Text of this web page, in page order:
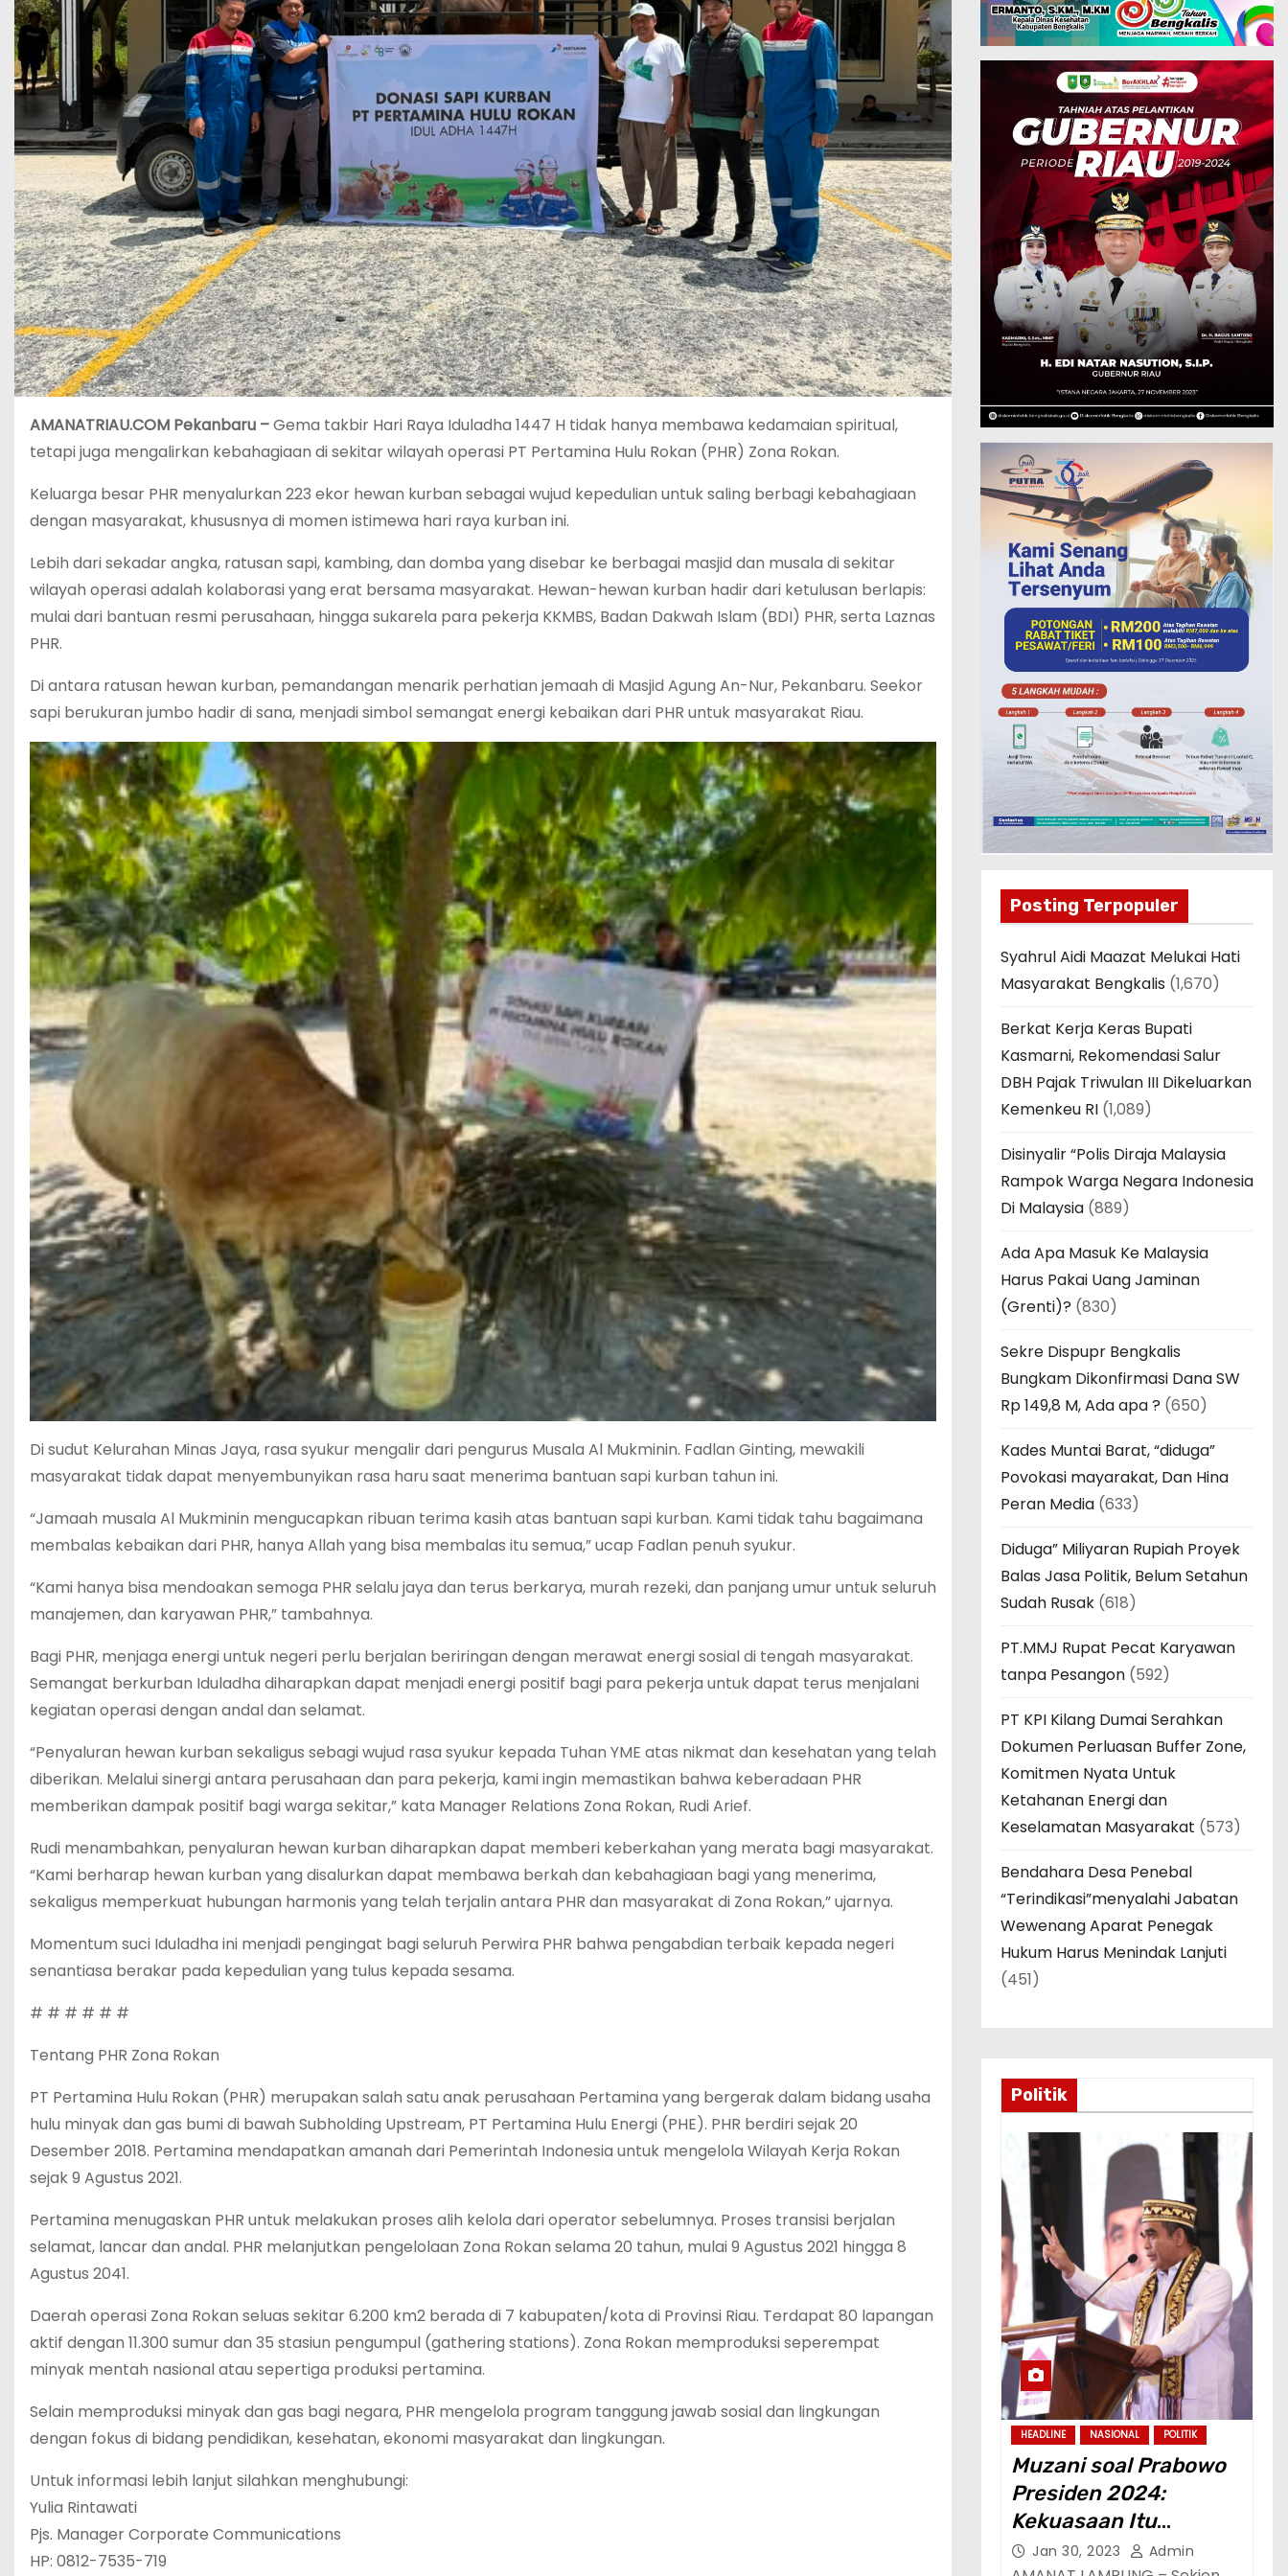
AMANATRIAU.COM Pekanbaru –Gema takbir Hari Raya Iduladha 1447 H tidak hanya membawa kedamaian spiritual,
tetapi juga mengalirkan kebahagiaan di sekitar wilayah operasi PT Pertamina Hulu Rokan (PHR) Zona Rokan.
Keluarga besar PHR menyalurkan 223 ekor hewan kurban sebagai wujud kepedulian untuk saling berbagi kebahagiaan
dengan masyarakat, khususnya di momen istimewa hari raya kurban ini.
Lebih dari sekadar angka, ratusan sapi, kambing, dan domba yang disebar ke berbagai masjid dan musala di sekitar
wilayah operasi adalah kolaborasi yang erat bersama masyarakat. Hewan-hewan kurban hadir dari ketulusan berlapis:
mulai dari bantuan resmi perusahaan, hingga sukarela para pekerja KKMBS, Badan Dakwah Islam (BDI) PHR, serta Laznas
PHR.
Di antara ratusan hewan kurban, pemandangan menarik perhatian jemaah di Masjid Agung An-Nur, Pekanbaru. Seekor
sapi berukuran jumbo hadir di sana, menjadi simbol semangat energi kebaikan dari PHR untuk masyarakat Riau.
Di sudut Kelurahan Minas Jaya, rasa syukur mengalir dari pengurus Musala Al Mukminin. Fadlan Ginting, mewakili
masyarakat tidak dapat menyembunyikan rasa haru saat menerima bantuan sapi kurban tahun ini.
“Jamaah musala Al Mukminin mengucapkan ribuan terima kasih atas bantuan sapi kurban. Kami tidak tahu bagaimana
membalas kebaikan dari PHR, hanya Allah yang bisa membalas itu semua,” ucap Fadlan penuh syukur.
“Kami hanya bisa mendoakan semoga PHR selalu jaya dan terus berkarya, murah rezeki, dan panjang umur untuk seluruh
manajemen, dan karyawan PHR,” tambahnya.
Bagi PHR, menjaga energi untuk negeri perlu berjalan beriringan dengan merawat energi sosial di tengah masyarakat.
Semangat berkurban Iduladha diharapkan dapat menjadi energi positif bagi para pekerja untuk dapat terus menjalani
kegiatan operasi dengan andal dan selamat.
“Penyaluran hewan kurban sekaligus sebagi wujud rasa syukur kepada Tuhan YME atas nikmat dan kesehatan yang telah
diberikan. Melalui sinergi antara perusahaan dan para pekerja, kami ingin memastikan bahwa keberadaan PHR
memberikan dampak positif bagi warga sekitar,” kata Manager Relations Zona Rokan, Rudi Arief.
Rudi menambahkan, penyaluran hewan kurban diharapkan dapat memberi keberkahan yang merata bagi masyarakat.
“Kami berharap hewan kurban yang disalurkan dapat membawa berkah dan kebahagiaan bagi yang menerima,
sekaligus memperkuat hubungan harmonis yang telah terjalin antara PHR dan masyarakat di Zona Rokan,” ujarnya.
Momentum suci Iduladha ini menjadi pengingat bagi seluruh Perwira PHR bahwa pengabdian terbaik kepada negeri
senantiasa berakar pada kepedulian yang tulus kepada sesama.
# # # # # #
Tentang PHR Zona Rokan
PT Pertamina Hulu Rokan (PHR) merupakan salah satu anak perusahaan Pertamina yang bergerak dalam bidang usaha
hulu minyak dan gas bumi di bawah Subholding Upstream, PT Pertamina Hulu Energi (PHE). PHR berdiri sejak 20
Desember 2018. Pertamina mendapatkan amanah dari Pemerintah Indonesia untuk mengelola Wilayah Kerja Rokan
sejak 9 Agustus 2021.
Pertamina menugaskan PHR untuk melakukan proses alih kelola dari operator sebelumnya. Proses transisi berjalan
selamat, lancar dan andal. PHR melanjutkan pengelolaan Zona Rokan selama 20 tahun, mulai 9 Agustus 2021 hingga 8
Agustus 2041.
Daerah operasi Zona Rokan seluas sekitar 6.200 km2 berada di 7 kabupaten/kota di Provinsi Riau. Terdapat 80 lapangan
aktif dengan 11.300 sumur dan 35 stasiun pengumpul (gathering stations). Zona Rokan memproduksi seperempat
minyak mentah nasional atau sepertiga produksi pertamina.
Selain memproduksi minyak dan gas bagi negara, PHR mengelola program tanggung jawab sosial dan lingkungan
dengan fokus di bidang pendidikan, kesehatan, ekonomi masyarakat dan lingkungan.
Untuk informasi lebih lanjut silahkan menghubungi:
Yulia Rintawati
Pjs. Manager Corporate Communications
HP: 0812-7535-719
Posting Terpopuler
Syahrul Aidi Maazat Melukai Hati
Masyarakat Bengkalis (1,670)
Berkat Kerja Keras Bupati
Kasmarni, Rekomendasi Salur
DBH Pajak Triwulan III Dikeluarkan
Kemenkeu RI (1,089)
Disinyalir “Polis Diraja Malaysia
Rampok Warga Negara Indonesia
Di Malaysia (889)
Ada Apa Masuk Ke Malaysia
Harus Pakai Uang Jaminan
(Grenti)? (830)
Sekre Dispupr Bengkalis
Bungkam Dikonfirmasi Dana SW
Rp 149,8 M, Ada apa ? (650)
Kades Muntai Barat, “diduga”
Povokasi mayarakat, Dan Hina
Peran Media (633)
Diduga” Miliyaran Rupiah Proyek
Balas Jasa Politik, Belum Setahun
Sudah Rusak (618)
PT.MMJ Rupat Pecat Karyawan
tanpa Pesangon (592)
PT KPI Kilang Dumai Serahkan
Dokumen Perluasan Buffer Zone,
Komitmen Nyata Untuk
Ketahanan Energi dan
Keselamatan Masyarakat (573)
Bendahara Desa Penebal
“Terindikasi”menyalahi Jabatan
Wewenang Aparat Penegak
Hukum Harus Menindak Lanjuti
(451)
Politik
HEADLINE NASIONAL POLITIK
Muzani soal Prabowo
Presiden 2024:
Kekuasaan Itu
Dimaksudkan untuk
Jan 30, 2023 Admin